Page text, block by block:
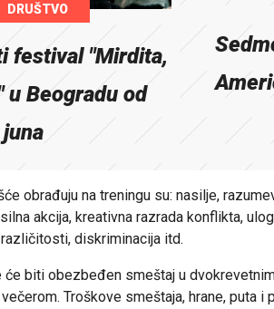
DRUŠTVO
festival "Mirdita,
u Beogradu od
obrađuju na treningu su: nasilje,
akcija, kreativna razrada konflikta,
diskriminacija itd.
biti obezbeđen smeštaj u
Troškove smeštaja, hrane, puta